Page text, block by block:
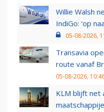
Willie Walsh
IndiGo: 'op
05-08-2026,
Transavia
route vanaf
05-08-2026,
KLM blijft net